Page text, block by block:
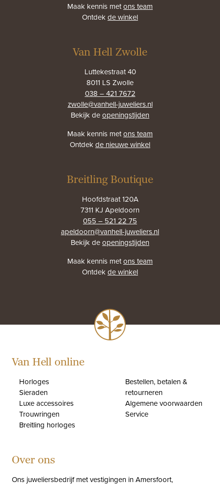
Maak kennis metons team
Ontdekde winkel
Van Hell Zwolle
Luttekestraat 40
8011 LS Zwolle
038 – 421 7672
zwolle@vanhell-juweliers.nl
Bekijk deopeningstijden
Maak kennis metons team
Ontdekde nieuwe winkel
Breitling Boutique
Hoofdstraat 120A
7311 KJ Apeldoorn
055 – 521 22 75
apeldoorn@vanhell-juweliers.nl
Bekijk deopeningstijden
Maak kennis metons team
Ontdekde winkel
Van Hell online
Horloges
Sieraden
Luxe accessoires
Trouwringen
Breitling horloges
Bestellen, betalen &
retourneren
Algemene voorwaarden
Service
Over ons
Ons juweliersbedrijf met vestigingen in Amersfoort,